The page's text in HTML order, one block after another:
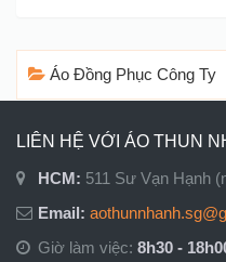
Áo Đồng Phục Công Ty
LIÊN HỆ VỚI ÁO THUN
HCM: 511 Sư Vạn Hạnh
Email:
Giờ làm việc: 8h30 -